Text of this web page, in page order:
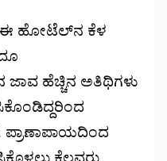
ಈ ಹೋಟೆಲ್‌ನ ಕೆಳ
ಜಾವ ಹೆಚ್ಚಿನ ಅತಿಥಿಗಳು
ಪ್ರಾಣಾಪಾಯದಿಂದ